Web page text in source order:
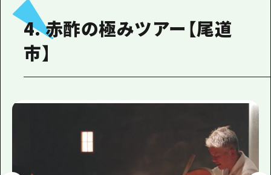
4. 赤酢の極みツアー【尾道
市】